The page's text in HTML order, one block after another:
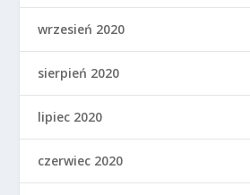
wrzesień 2020
sierpień 2020
lipiec 2020
czerwiec 2020